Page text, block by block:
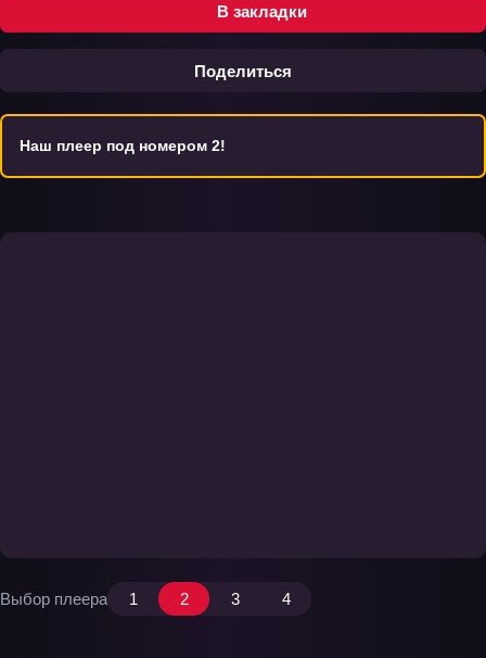
В закладки
Поделиться
Наш плеер под номером 2!
Выбор плеера 1 2 3 4